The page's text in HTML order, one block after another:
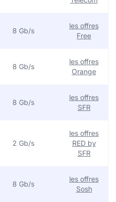
8 Gb/s
les offres
Free
8 Gb/s
les offres
Orange
8 Gb/s
les offres
SFR
2 Gb/s
les offres
RED by
SFR
8 Gb/s
les offres
Sosh